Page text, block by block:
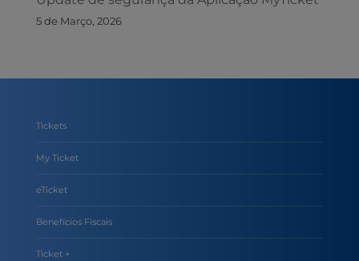
5 de Março, 2026
Tickets
My Ticket
eTicket
Benefícios Fiscais
Ticket +